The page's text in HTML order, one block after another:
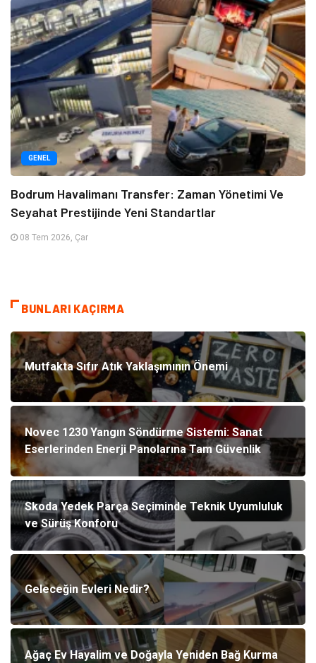
GENEL
Bodrum Havalimanı Transfer: Zaman Yönetimi Ve
Seyahat Prestijinde Yeni Standartlar
08 Tem 2026, Çar
BUNLARI KAÇIRMA
Mutfakta Sıfır Atık Yaklaşımının Önemi
Novec 1230 Yangın Söndürme Sistemi: Sanat
Eserlerinden Enerji Panolarına Tam Güvenlik
Skoda Yedek Parça Seçiminde Teknik Uyumluluk
ve Sürüş Konforu
Geleceğin Evleri Nedir?
Ağaç Ev Hayalim ve Doğayla Yeniden Bağ Kurma